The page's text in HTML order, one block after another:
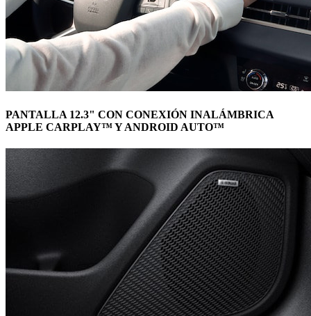
PANTALLA 12.3" CON CONEXIÓN INALÁMBRICA
APPLE CARPLAY™ Y ANDROID AUTO™